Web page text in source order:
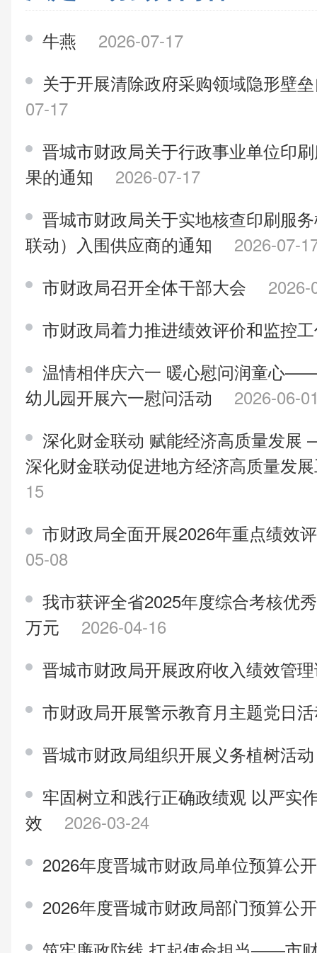
牛燕
2026-07-17
关于开展清除政府采购领域隐形壁
07-17
晋城市财政局关于行政事业单位印
果的通知
2026-07-17
晋城市财政局关于实地核查印刷服
联动）入围供应商的通知
2026-07-
市财政局召开全体干部大会
2026-
市财政局着力推进绩效评价和监控
温情相伴庆六一 暖心慰问润童心
幼儿园开展六一慰问活动
2026-06-
深化财金联动 赋能经济高质量发
深化财金联动促进地方经济高质量发
15
市财政局全面开展2026年重点绩效
05-08
我市获评全省2025年度综合考核优
万元
2026-04-16
晋城市财政局开展政府收入绩效管
市财政局开展警示教育月主题党日
晋城市财政局组织开展义务植树活
牢固树立和践行正确政绩观 以严实
效
2026-03-24
2026年度晋城市财政局单位预算公
2026年度晋城市财政局部门预算公